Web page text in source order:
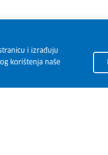
i izrađuju
korištenja naše